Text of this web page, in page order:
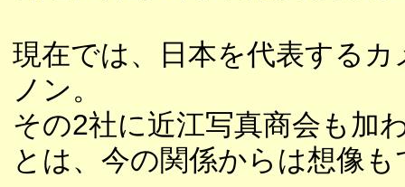
現在では、日本を代表する
ノン。
その2社に近江写真商会も加
とは、今の関係からは想像